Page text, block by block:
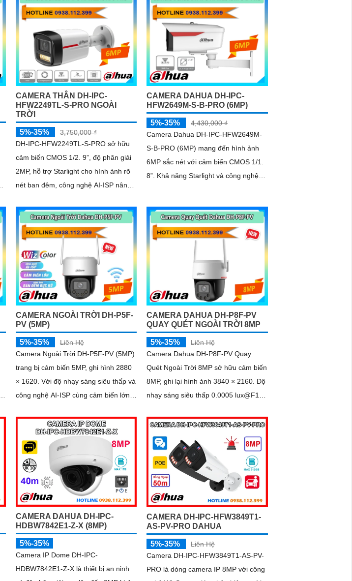
bằng kim loại
CAMERA THÂN DH-IPC-
HFW2249TL-S-PRO NGOÀI
TRỜI
5%-35%
3,750,000 ₫
DH-IPC-HFW2249TL-S-PRO sở hữu
cảm biến CMOS 1/2. 9”, độ phân giải
2MP, hỗ trợ Starlight cho hình ảnh rõ
nét ban đêm, công nghệ AI-ISP nâng
âm rõ nhờ mic tích hợp, hỗ trợ thẻ
nhớ 256GB, chống nước IP67, hoạt
động ổn định ngoài trời
CAMERA DAHUA DH-IPC-
HFW2649M-S-B-PRO (6MP)
5%-35%
4,430,000 ₫
Camera Dahua DH-IPC-HFW2649M-
S-B-PRO (6MP) mang đến hình ảnh
6MP sắc nét với cảm biến CMOS 1/1.
8”. Khả năng Starlight và công nghệ
CAMERA NGOÀI TRỜI DH-P5F-
PV (5MP)
5%-35%
Liên Hệ
Camera Ngoài Trời DH-P5F-PV (5MP)
trang bị cảm biến 5MP, ghi hình 2880
× 1620. Với độ nhạy sáng siêu thấp và
công nghệ AI-ISP cùng cảm biến lớn,
ngày lẫn đêm
CAMERA DAHUA DH-P8F-PV
QUAY QUÉT NGOÀI TRỜI 8MP
5%-35%
Liên Hệ
Camera Dahua DH-P8F-PV Quay
Quét Ngoài Trời 8MP sở hữu cảm biến
8MP, ghi lại hình ảnh 3840 × 2160. Độ
nhạy sáng siêu thấp 0.0005 lux@F1.0
lớn...
CAMERA DAHUA DH-IPC-
HDBW7842E1-Z-X (8MP)
5%-35%
Camera IP Dome DH-IPC-
HDBW7842E1-Z-X là thiết bị an ninh
CAMERA DH-IPC-HFW3849T1-
AS-PV-PRO DAHUA
5%-35%
Liên Hệ
Camera DH-IPC-HFW3849T1-AS-PV-
PRO là dòng camera IP 8MP với công